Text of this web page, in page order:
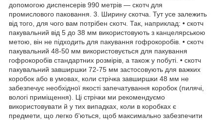
допомогою диспенсерів 990 метрів — скотч для
промислового паковання. 3. Ширину скотча. Тут усе залежить
від того, для чого вам потрібен скотч. Так, наприклад: • скотч
пакувальний від 5 до 38 мм використовують з канцелярською
метою, він не підходить для пакування гофрокоробів. • скотч
пакувальний 48-50 мм використовується для пакування
гофрокоробів стандартних розмірів, а також у побуті. • скотч
пакувальний завширшки 72-75 мм застосовують для важких
коробок або в умовах, коли стрічка завширшки 48 мм не
забезпечує необхідної якості запечатування коробок (пилячі,
вологі приміщення). Ці стрічки ми рекомендуємо
використовувати й у тих випадках, коли в коробках є
предмети, що легко б'ються, щоб максимально забезпечити